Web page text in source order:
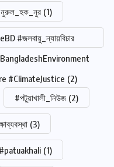
(1)
#জলবায়ু_ন্যায়বিচার
#ClimateJustice (2)
#পটুয়াখালী_নিউজ (2)
(3)
(1)